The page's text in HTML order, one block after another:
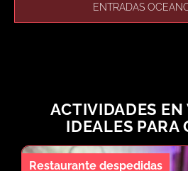
ENTRADAS
ACTIVIDADES
IDEALES PARA
Restaurante despedidas